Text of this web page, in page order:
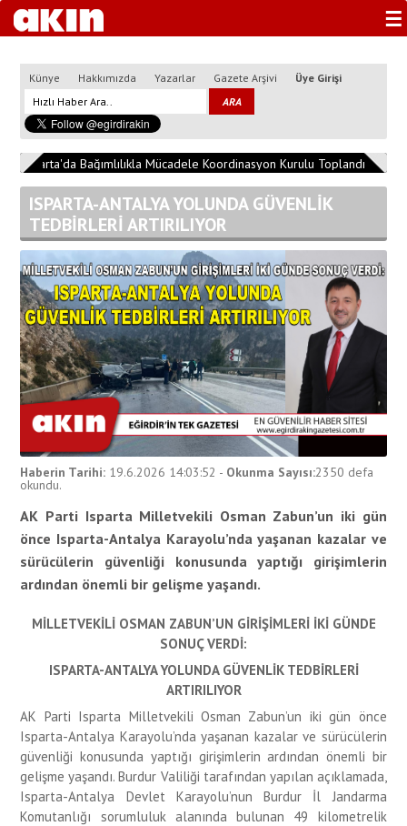
☰
Künye Hakkımızda Yazarlar Gazete Arşivi Üye Girişi
Isparta'da Bağımlılıkla Mücadele Koordinasyon Kurulu Toplandı
ISPARTA-ANTALYA YOLUNDA GÜVENLİK
TEDBİRLERİ ARTIRILIYOR
Haberin Tarihi: 19.6.2026 14:03:52 - Okunma Sayısı:2350 defa
okundu.
AK Parti Isparta Milletvekili Osman Zabun’un iki gün
önce Isparta-Antalya Karayolu’nda yaşanan kazalar ve
sürücülerin güvenliği konusunda yaptığı girişimlerin
ardından önemli bir gelişme yaşandı.
MİLLETVEKİLİ OSMAN ZABUN’UN GİRİŞİMLERİ İKİ GÜNDE
SONUÇ VERDİ:
ISPARTA-ANTALYA YOLUNDA GÜVENLİK TEDBİRLERİ
ARTIRILIYOR
AK Parti Isparta Milletvekili Osman Zabun’un iki gün önce
Isparta-Antalya Karayolu’nda yaşanan kazalar ve sürücülerin
güvenliği konusunda yaptığı girişimlerin ardından önemli bir
gelişme yaşandı. Burdur Valiliği tarafından yapılan açıklamada,
Isparta-Antalya Devlet Karayolu’nun Burdur İl Jandarma
Komutanlığı sorumluluk alanında bulunan 49 kilometrelik